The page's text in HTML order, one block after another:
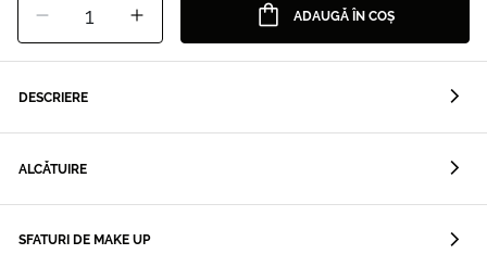
1 ADAUGĂ ÎN COȘ
DESCRIERE
ALCĂTUIRE
SFATURI DE MAKE UP